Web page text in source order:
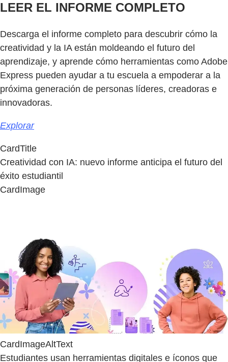
LEER EL INFORME COMPLETO
Descarga el informe completo para descubrir cómo la
creatividad y la IA están moldeando el futuro del
aprendizaje, y aprende cómo herramientas como Adobe
Express pueden ayudar a tu escuela a empoderar a la
próxima generación de personas líderes, creadoras e
innovadoras.
Explorar
CardTitle
Creatividad con IA: nuevo informe anticipa el futuro del
éxito estudiantil
CardImage
CardImageAltText
Estudiantes usan herramientas digitales e íconos que